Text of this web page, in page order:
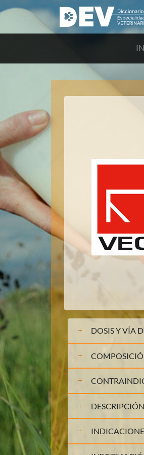
DOSIS Y VÍA
DESCRIPCIÓN